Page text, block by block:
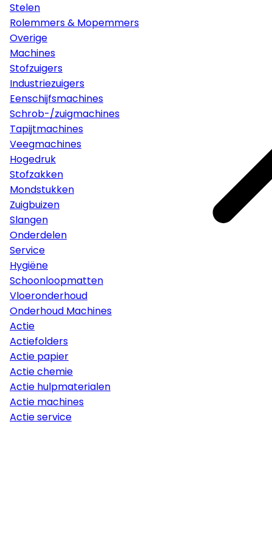
Stelen
Rolemmers & Mopemmers
Overige
Machines
Stofzuigers
Industriezuigers
Eenschijfsmachines
Schrob-/zuigmachines
Tapijtmachines
Veegmachines
Hogedruk
Stofzakken
Mondstukken
Zuigbuizen
Slangen
Onderdelen
Service
Hygiëne
Schoonloopmatten
Vloeronderhoud
Onderhoud Machines
Actie
Actiefolders
Actie papier
Actie chemie
Actie hulpmaterialen
Actie machines
Actie service